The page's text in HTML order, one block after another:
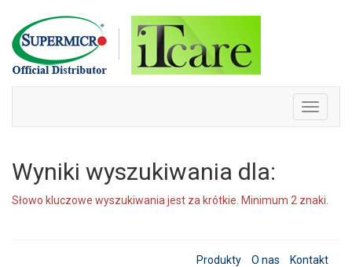
Skip
to
content
Toggle
Wyniki wyszukiwania dla:
Słowo kluczowe wyszukiwania jest za krótkie. Minimum 2 znaki.
Produkty O nas Kontakt